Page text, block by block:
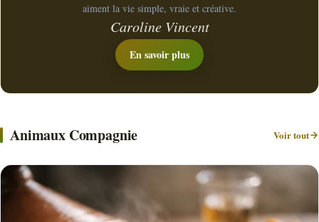
aiment la vie simple, vraie et créative.
Caroline Vincent
En savoir plus
Animaux Compagnie Voir tout